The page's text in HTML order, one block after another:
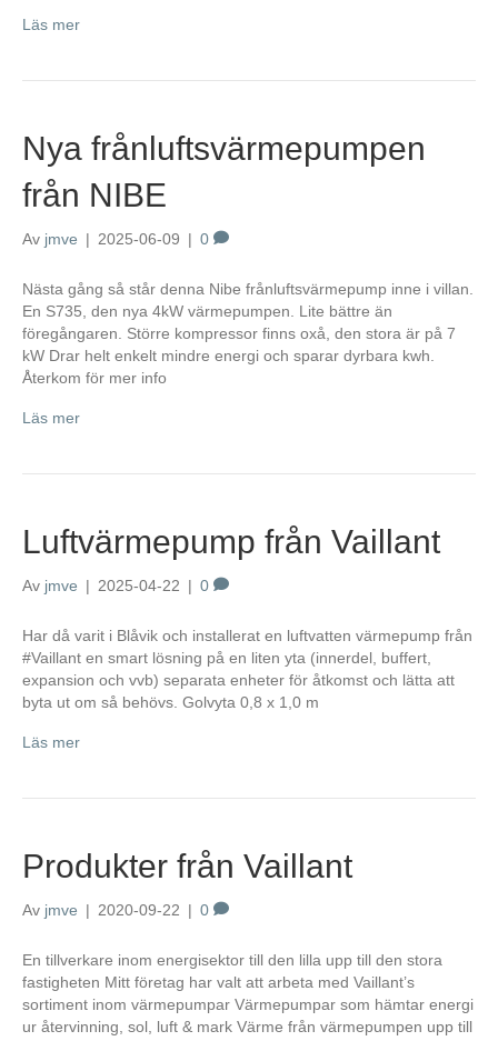
Läs mer
Nya frånluftsvärmepumpen
från NIBE
Av jmve | 2025-06-09 | 0
Nästa gång så står denna Nibe frånluftsvärmepump inne i villan.
En S735, den nya 4kW värmepumpen. Lite bättre än
föregångaren. Större kompressor finns oxå, den stora är på 7
kW Drar helt enkelt mindre energi och sparar dyrbara kwh.
Återkom för mer info
Läs mer
Luftvärmepump från Vaillant
Av jmve | 2025-04-22 | 0
Har då varit i Blåvik och installerat en luftvatten värmepump från
#Vaillant en smart lösning på en liten yta (innerdel, buffert,
expansion och vvb) separata enheter för åtkomst och lätta att
byta ut om så behövs. Golvyta 0,8 x 1,0 m
Läs mer
Produkter från Vaillant
Av jmve | 2020-09-22 | 0
En tillverkare inom energisektor till den lilla upp till den stora
fastigheten Mitt företag har valt att arbeta med Vaillant’s
sortiment inom värmepumpar Värmepumpar som hämtar energi
ur återvinning, sol, luft & mark Värme från värmepumpen upp till